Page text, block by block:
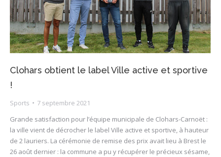
Clohars obtient le label Ville active et sportive
!
Sports
7 septembre 2021
Grande satisfaction pour l’équipe municipale de Clohars-Carnoët :
la ville vient de décrocher le label Ville active et sportive, à hauteur
de 2 lauriers. La cérémonie de remise des prix avait lieu à Brest le
26 août dernier : la commune a pu y récupérer le précieux sésame,